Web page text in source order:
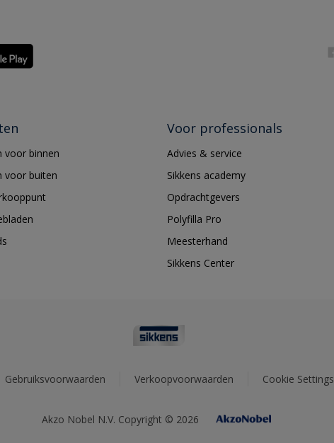
voor binnen
voor buiten
Voor professionals
Advies & service
Sikkens academy
Opdrachtgevers
Polyfilla Pro
Meesterhand
Sikkens Center
Gebruiksvoorwaarden Verkoopvoorwaarden Cookie Settings
Akzo Nobel N.V. Copyright © 2026